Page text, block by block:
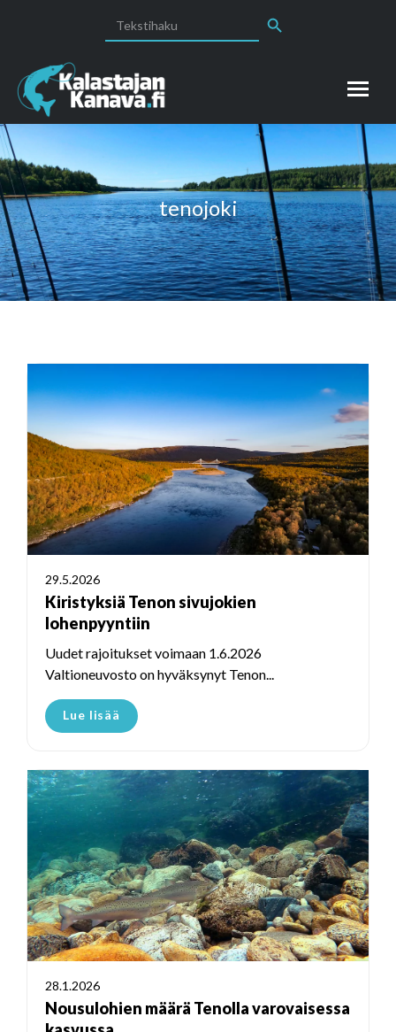
for:
tenojoki
29.5.2026
Kiristyksiä Tenon sivujokien
lohenpyyntiin
Uudet rajoitukset voimaan 1.6.2026
Valtioneuvosto on hyväksynyt Tenon...
Lue lisää
28.1.2026
Nousulohien määrä Tenolla varovaisessa